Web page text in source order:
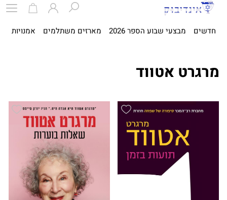
חדשים מבצעי שבוע הספר 2026 מארזים משתלמים אמנויות
מרגרט אטווד